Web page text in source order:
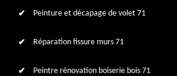
Peinture et décapage de volet 71
Réparation fissure murs 71
Peintre rénovation boiserie bois 71